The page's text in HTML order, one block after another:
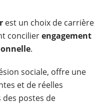
est un choix de carrière
concilierengagement
.
sociale, offre une
et de réelles
postes de